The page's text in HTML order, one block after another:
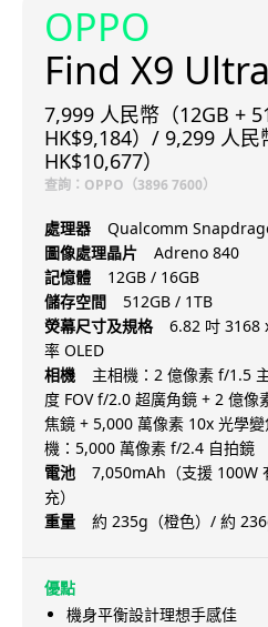
OPPO
Find X9 Ultra
7,999 人民幣（12GB +
HK$9,184）/ 9,299 人民
HK$10,677）
查詢：OPPO（3896 7600）
處理器
Qualcomm
圖像處理晶片
Adreno 840
記憶體
12GB / 16GB
儲存空間
512GB / 1TB
熒幕尺寸及規格
6.82 吋 3168
率 OLED
相機
主相機：2 億像素 f/1.5
度 FOV f/2.0 超廣角鏡 + 2 億
焦鏡 + 5,000 萬像素 10x 光學
機：5,000 萬像素 f/2.4 自拍鏡
電池
7,050mAh（支援 100W
充）
重量
約 235g（橙色）/ 約
優點
機身平衡設計理想手感佳